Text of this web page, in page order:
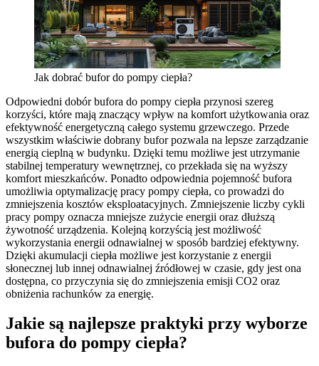
Jak dobrać bufor do pompy ciepła?
Odpowiedni dobór bufora do pompy ciepła przynosi szereg
korzyści, które mają znaczący wpływ na komfort użytkowania oraz
efektywność energetyczną całego systemu grzewczego. Przede
wszystkim właściwie dobrany bufor pozwala na lepsze zarządzanie
energią cieplną w budynku. Dzięki temu możliwe jest utrzymanie
stabilnej temperatury wewnętrznej, co przekłada się na wyższy
komfort mieszkańców. Ponadto odpowiednia pojemność bufora
umożliwia optymalizację pracy pompy ciepła, co prowadzi do
zmniejszenia kosztów eksploatacyjnych. Zmniejszenie liczby cykli
pracy pompy oznacza mniejsze zużycie energii oraz dłuższą
żywotność urządzenia. Kolejną korzyścią jest możliwość
wykorzystania energii odnawialnej w sposób bardziej efektywny.
Dzięki akumulacji ciepła możliwe jest korzystanie z energii
słonecznej lub innej odnawialnej źródłowej w czasie, gdy jest ona
dostępna, co przyczynia się do zmniejszenia emisji CO2 oraz
obniżenia rachunków za energię.
Jakie są najlepsze praktyki przy wyborze
bufora do pompy ciepła?